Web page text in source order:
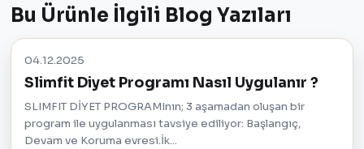
Bu Ürünle İlgili Blog Yazıları
04.12.2025
Slimfit Diyet Programı Nasıl Uygulanır ?
SLIMFIT DİYET PROGRAMInın; 3 aşamadan oluşan bir
program ile uygulanması tavsiye ediliyor: Başlangıç,
Devam ve Koruma evresi.İk...